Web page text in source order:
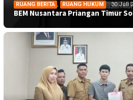
RUANG BERITA , RUANG HUKUM 30 Juli
BEM Nusantara Priangan Timur